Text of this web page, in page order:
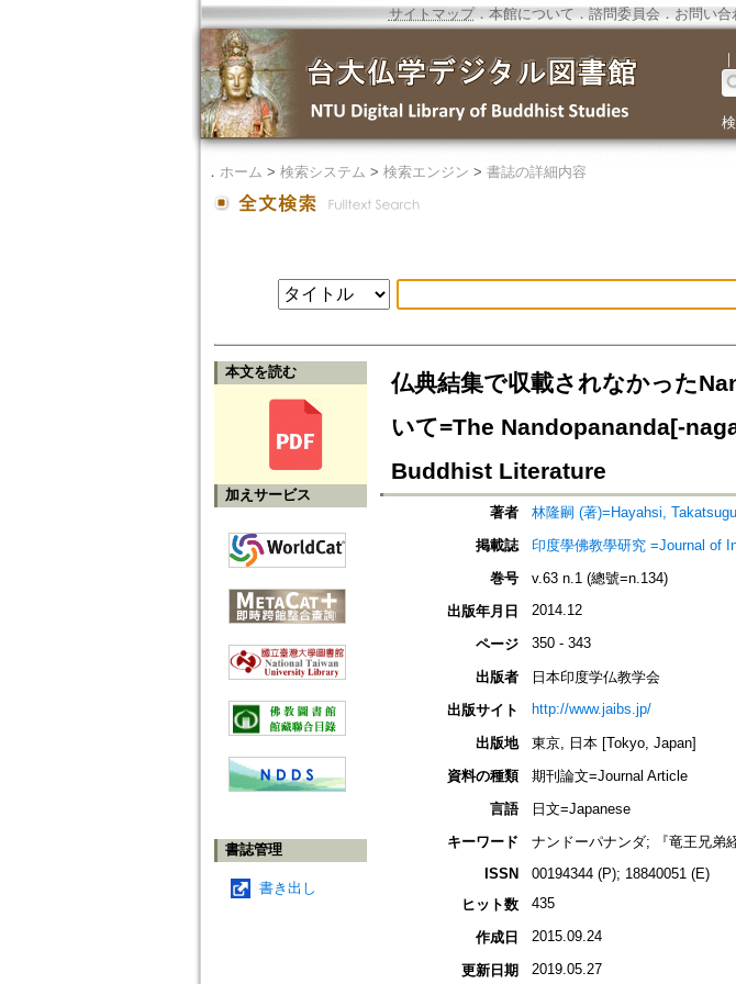
サイトマップ．本館について ． 諮問委員会． お問い合
｜
． ホーム > 検索システム > 検索エンジン > 書誌の詳細内容
本文を読む
加えサービス
書誌管理
書き出し
仏典結集で収載されなかった
いて=The Nandopananda[-
Buddhist Literature
著者
林隆嗣 (著)=Hayahsi,
掲載誌
印度學佛教學研究 =Journal of
巻号
v.63 n.1 (總號=n.134)
出版年月日
2014.12
ページ 350 - 343
出版者
日本印度学仏教学会
出版サイト
http://www.jaibs.jp/
出版地
東京, 日本 [Tokyo, Japan]
資料の種類
期刊論文=Journal Article
言語
日文=Japanese
キーワード
ナンドーパナンダ; 『竜王兄弟
ISSN
00194344 (P); 18840051 (E)
ヒット数
435
作成日 2015.09.24
更新日期 2019.05.27